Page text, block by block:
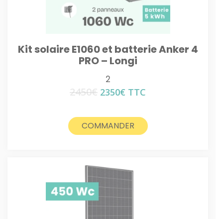
Kit solaire E1060 et batterie Anker 4
PRO – Longi
2
2450€ Le
était :
2450€.
2350€ Le
est :
2350€.
TTC
COMMANDER